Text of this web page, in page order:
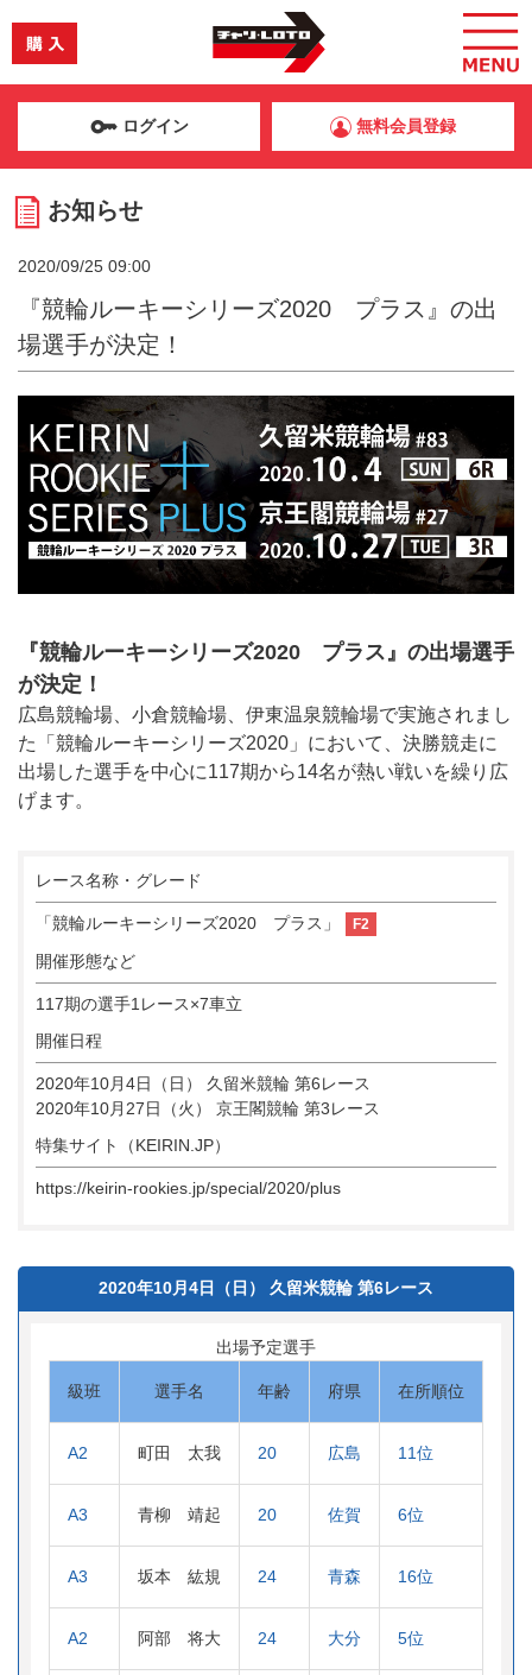
ログイン 無料会員登録
お知らせ
2020/09/25 09:00
『競輪ルーキーシリーズ2020 プラス』の出
場選手が決定！
『競輪ルーキーシリーズ2020 プラス』の出場選手
が決定！
広島競輪場、小倉競輪場、伊東温泉競輪場で実施されまし
た「競輪ルーキーシリーズ2020」において、決勝競走に
出場した選手を中心に117期から14名が熱い戦いを繰り広
げます。
レース名称・グレード
「競輪ルーキーシリーズ2020 プラス」 F2
開催形態など
117期の選手1レース×7車立
開催日程
2020年10月4日（日） 久留米競輪 第6レース
2020年10月27日（火） 京王閣競輪 第3レース
特集サイト（KEIRIN.JP）
https://keirin-rookies.jp/special/2020/plus
2020年10月4日（日） 久留米競輪 第6レース
出場予定選手
級班 選手名 年齢 府県 在所順位
A2 町田 太我 20 広島 11位
A3 青柳 靖起 20 佐賀 6位
A3 坂本 紘規 24 青森 16位
A2 阿部 将大 24 大分 5位